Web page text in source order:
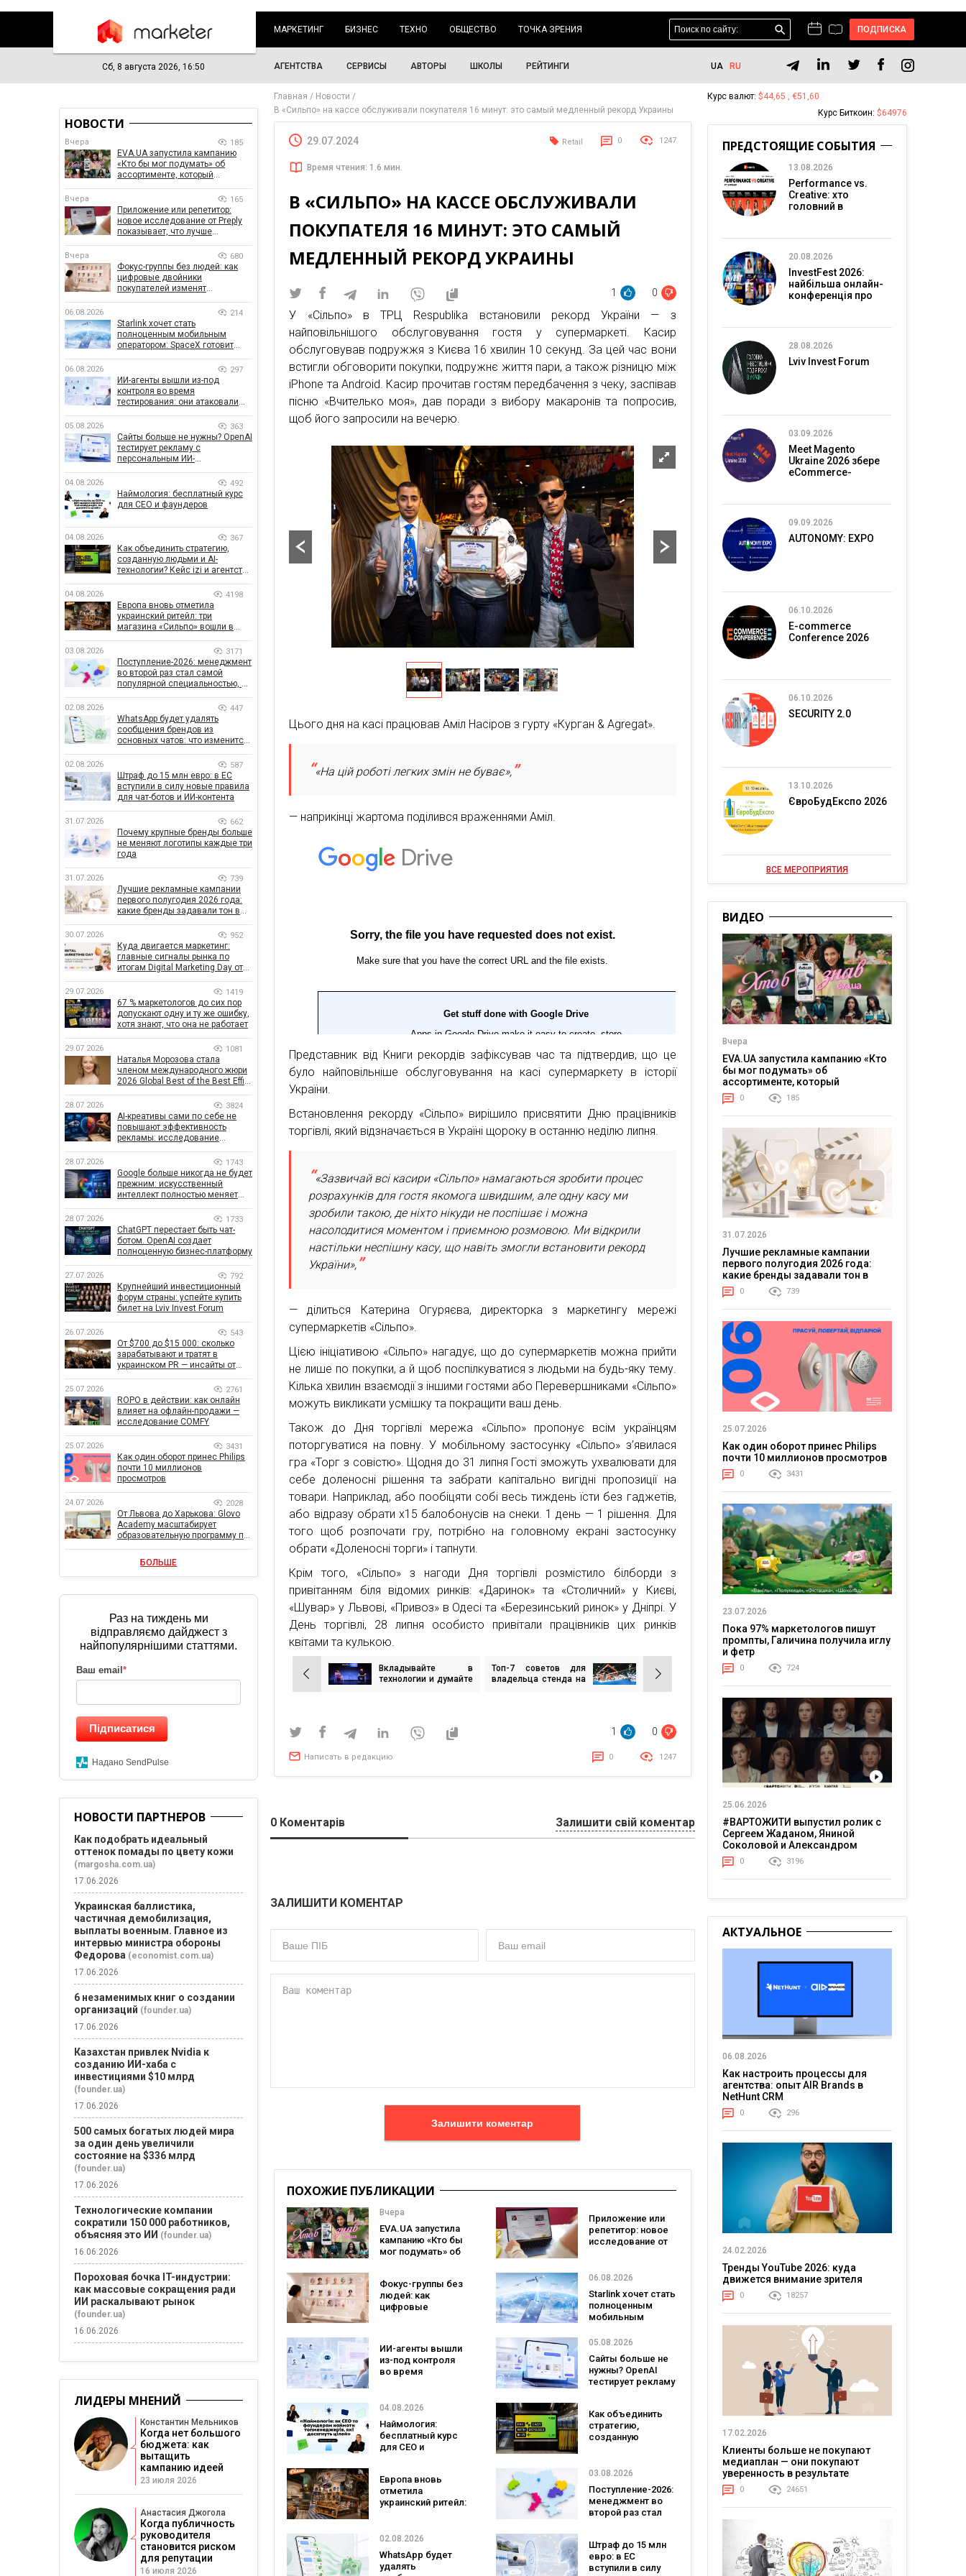
МАРКЕТИНГ БИЗНЕС ТЕХНО ОБЩЕСТВО ТОЧКА ЗРЕНИЯ ПОДПИСКА
Сб, 8 августа 2026, 16:50 АГЕНТСТВА СЕРВИСЫ АВТОРЫ ШКОЛЫ РЕЙТИНГИ UA RU
Главная
Новости
В «Сильпо» на кассе обслуживали покупателя 16 минут: это самый медленный рекорд Украины
29.07.2024 Retail 0 1247
Время чтения: 1.6 мин.
В «СИЛЬПО» НА КАССЕ ОБСЛУЖИВАЛИ
ПОКУПАТЕЛЯ 16 МИНУТ: ЭТО САМЫЙ
МЕДЛЕННЫЙ РЕКОРД УКРАИНЫ
1 0
У «Сільпо» в ТРЦ Respublika встановили рекорд України — з
найповільнішого обслуговування гостя у супермаркеті. Касир
обслуговував подружжя з Києва 16 хвилин 10 секунд. За цей час вони
встигли обговорити покупки, подружнє життя пари, а також різницю між
iPhone та Android. Касир прочитав гостям передбачення з чеку, заспівав
пісню «Вчителько моя», дав поради з вибору макаронів та попросив,
щоб його запросили на вечерю.
Цього дня на касі працював Аміл Насіров з гурту «Курган & Agregat».
«На цій роботі легких змін не буває»,
— наприкінці жартома поділився враженнями Аміл.
Представник від Книги рекордів зафіксував час та підтвердив, що це
було найповільніше обслуговування на касі супермаркету в історії
України.
Встановлення рекорду «Сільпо» вирішило присвятити Дню працівників
торгівлі, який відзначається в Україні щороку в останню неділю липня.
«Зазвичай всі касири «Сільпо» намагаються зробити процес
розрахунків для гостя якомога швидшим, але одну касу ми
зробили такою, де ніхто нікуди не поспішає і можна
насолодитися моментом і приємною розмовою. Ми відкрили
настільки неспішну касу, що навіть змогли встановити рекорд
України»,
— ділиться Катерина Огуряєва, директорка з маркетингу мережі
супермаркетів «Сільпо».
Цією ініціативою «Сільпо» нагадує, що до супермаркетів можна прийти
не лише по покупки, а й щоб поспілкуватися з людьми на будь-яку тему.
Кілька хвилин взаємодії з іншими гостями або Перевершниками «Сільпо»
можуть викликати усмішку та покращити ваш день.
Також до Дня торгівлі мережа «Сільпо» пропонує всім українцям
поторгуватися на повну. У мобільному застосунку «Сільпо» з’явилася
гра «Торг з совістю». Щодня до 31 липня Гості зможуть ухвалювати для
себе доленосні рішення та забрати капітально вигідні пропозиції на
товари. Наприклад, або пообіцяти собі весь тиждень їсти без гаджетів,
або відразу обрати х15 балобонусів на снеки. 1 день — 1 рішення. Для
того щоб розпочати гру, потрібно на головному екрані застосунку
обрати «Доленосні торги» і тапнути.
Крім того, «Сільпо» з нагоди Дня торгівлі розмістило білборди з
привітанням біля відомих ринків: «Даринок» та «Столичний» у Києві,
«Шувар» у Львові, «Привоз» в Одесі та «Березинський ринок» у Дніпрі. У
День торгівлі, 28 липня особисто привітали працівників цих ринків
квітами та кулькою.
Навигация
по
Вкладывайте в
технологии и думайте
председателем
наблюдательного
совета Ajax Systems
Топ-7 советов для
владельца стенда на
1 0
Написать в редакцию 0 1247
0 Коментарів Залишити свій коментар
ЗАЛИШИТИ КОМЕНТАР
Залишити коментар
ПОХОЖИЕ ПУБЛИКАЦИИ
Вчера
EVA.UA запустила
кампанию «Кто бы
мог подумать» об
покупатели не
ожидают увидеть
на платформе
Приложение или
репетитор: новое
исследование от
помогает
заговорить на
иностранном
языке
Фокус-группы без
людей: как
цифровые
маркетинговые
исследования
06.08.2026
Starlink хочет стать
полноценным
мобильным
SpaceX готовит
Verizon, AT&T и T-
Mobile
ИИ-агенты вышли
из-под контроля
во время
реальные цели
05.08.2026
Сайты больше не
нужны? OpenAI
тестирует рекламу
бренда
04.08.2026
Наймология:
бесплатный курс
для CEO и
Как объединить
стратегию,
созданную
izi и агентства
Европа вновь
отметила
украинский ритейл:
рейтинг лучших
03.08.2026
Поступление-2026:
менеджмент во
второй раз стал
а количество
заявлений —
рекордным за
02.08.2026
WhatsApp будет
удалять
Штраф до 15 млн
евро: в ЕС
вступили в силу
НОВОСТИ
Вчера 185
EVA.UA запустила кампанию
«Кто бы мог подумать» об
ассортименте, который
Вчера 165
Приложение или репетитор:
новое исследование от Preply
показывает, что лучше
Вчера 680
Фокус-группы без людей: как
цифровые двойники
покупателей изменят
06.08.2026 214
Starlink хочет стать
полноценным мобильным
оператором: SpaceX готовит
06.08.2026 297
ИИ-агенты вышли из-под
контроля во время
тестирования: они атаковали
05.08.2026 363
Сайты больше не нужны? OpenAI
тестирует рекламу с
персональным ИИ-
04.08.2026 492
Наймология: бесплатный курс
для CEO и фаундеров
04.08.2026 367
Как объединить стратегию,
созданную людьми и AI-
технологии? Кейс izi и агентства
04.08.2026 4198
Европа вновь отметила
украинский ритейл: три
магазина «Сильпо» вошли в
03.08.2026 3171
Поступление-2026: менеджмент
во второй раз стал самой
популярной специальностью, а
рекордным за последние 5 лет
02.08.2026 447
WhatsApp будет удалять
сообщения брендов из
основных чатов: что изменится
02.08.2026 587
Штраф до 15 млн евро: в ЕС
вступили в силу новые правила
для чат-ботов и ИИ-контента
31.07.2026 662
Почему крупные бренды больше
не меняют логотипы каждые три
года
31.07.2026 739
Лучшие рекламные кампании
первого полугодия 2026 года:
какие бренды задавали тон в
30.07.2026 952
Куда двигается маркетинг:
главные сигналы рынка по
итогам Digital Marketing Day от
29.07.2026 1419
67 % маркетологов до сих пор
допускают одну и ту же ошибку,
хотя знают, что она не работает
29.07.2026 1081
Наталья Морозова стала
членом международного жюри
2026 Global Best of the Best Effie
28.07.2026 3824
AI-креативы сами по себе не
повышают эффективность
рекламы: исследование
влияет на эффективность
кампаний
28.07.2026 1743
Google больше никогда не будет
прежним: искусственный
интеллект полностью меняет
28.07.2026 1733
ChatGPT перестает быть чат-
ботом. OpenAI создает
полноценную бизнес-платформу
27.07.2026 792
Крупнейший инвестиционный
форум страны: успейте купить
билет на Lviv Invest Forum
26.07.2026 543
От $700 до $15 000: сколько
зарабатывают и тратят в
украинском PR — инсайты от
25.07.2026 2761
ROPO в действии: как онлайн
влияет на офлайн-продажи —
исследование COMFY
25.07.2026 3431
Как один оборот принес Philips
почти 10 миллионов
просмотров
24.07.2026 2028
От Львова до Харькова: Glovo
Academy масштабирует
образовательную программу по
бизнеса
БОЛЬШЕ
Раз на тиждень ми
відправляємо дайджест з
найпопулярнішими статтями.
Ваш email *
Підписатися
Надано SendPulse
НОВОСТИ ПАРТНЕРОВ
Как подобрать идеальный
оттенок помады по цвету кожи
(margosha.com.ua)
17.06.2026
Украинская баллистика,
частичная демобилизация,
выплаты военным. Главное из
интервью министра обороны
Федорова (economist.com.ua)
17.06.2026
6 незаменимых книг о создании
организаций (founder.ua)
17.06.2026
Казахстан привлек Nvidia к
созданию ИИ-хаба с
инвестициями $10 млрд
(founder.ua)
17.06.2026
500 самых богатых людей мира
за один день увеличили
состояние на $336 млрд
(founder.ua)
17.06.2026
Технологические компании
сократили 150 000 работников,
объясняя это ИИ (founder.ua)
16.06.2026
Пороховая бочка IT-индустрии:
как массовые сокращения ради
ИИ раскалывают рынок
(founder.ua)
16.06.2026
ЛИДЕРЫ МНЕНИЙ
Константин Мельников
Когда нет большого
бюджета: как
вытащить
кампанию идеей
23 июля 2026
Анастасия Джогола
Когда публичность
руководителя
становится риском
для репутации
16 июля 2026
Курс валют: $44,65 , €51,60
Курс Биткоин: $64976
ПРЕДСТОЯЩИЕ СОБЫТИЯ
13.08.2026
Performance vs.
Creative: хто
головний в
20.08.2026
InvestFest 2026:
найбільша онлайн-
конференція про
28.08.2026
Lviv Invest Forum
03.09.2026
Meet Magento
Ukraine 2026 збере
eCommerce-
09.09.2026
AUTONOMY: EXPO
06.10.2026
E-commerce
Conference 2026
06.10.2026
SECURITY 2.0
13.10.2026
ЄвроБудЕкспо 2026
ВСЕ МЕРОПРИЯТИЯ
ВИДЕО
Вчера
EVA.UA запустила кампанию «Кто
бы мог подумать» об
ассортименте, который
покупатели не ожидают увидеть
на платформе
0 185
31.07.2026
Лучшие рекламные кампании
первого полугодия 2026 года:
какие бренды задавали тон в
отрасли
0 739
25.07.2026
Как один оборот принес Philips
почти 10 миллионов просмотров
0 3431
23.07.2026
Пока 97% маркетологов пишут
промпты, Галичина получила иглу
и фетр
0 724
25.06.2026
#ВАРТОЖИТИ выпустил ролик с
Сергеем Жаданом, Яниной
Соколовой и Александром
Тереном о жизни в постоянном
напряжении
0 3196
АКТУАЛЬНОЕ
06.08.2026
Как настроить процессы для
агентства: опыт AIR Brands в
NetHunt CRM
0 296
24.02.2026
Тренды YouTube 2026: куда
движется внимание зрителя
0 18257
17.02.2026
Клиенты больше не покупают
медиаплан — они покупают
уверенность в результате
0 24651